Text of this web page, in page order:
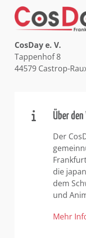
CosDay e. V.
Tappenhof 8
44579 Castrop-
Über den
Der
die
dem
und
Mehr